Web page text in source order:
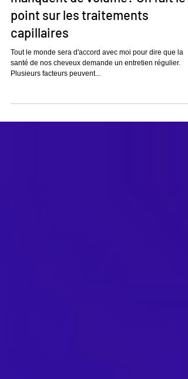
manquent de volume? On fait le
point sur les traitements
capillaires
Tout le monde sera d'accord avec moi pour dire que la